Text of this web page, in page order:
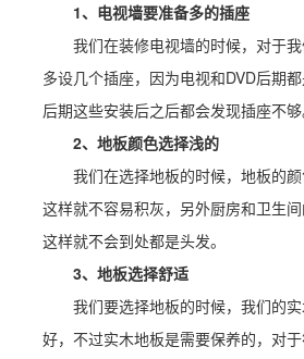
1、电视墙要准备多的插座
我们在装修电视墙的时候，对于
多设几个插座，因为电视和DVD后期
后期这些安装后之后都会发现插座不够
2、地板颜色选择浅的
我们在选择地板的时候，地板的颜
这样就不容易积灰，另外厨房和卫生间
这样就不会到处都是头发。
3、地板选择舒适
我们要选择地板的时候，我们的
好，不过实木地板是需要保养的，对